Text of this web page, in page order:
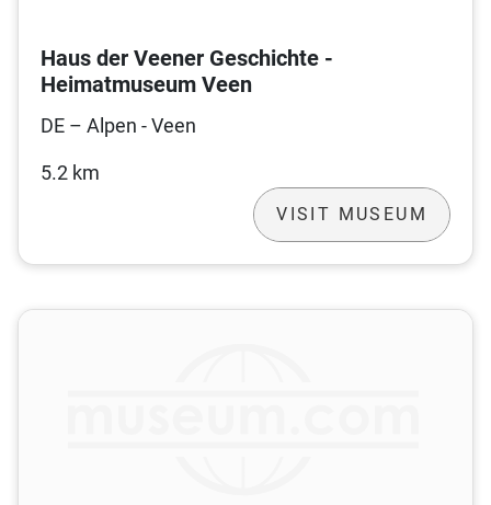
Haus der Veener Geschichte -
Heimatmuseum Veen
DE – Alpen - Veen
5.2 km
VISIT MUSEUM